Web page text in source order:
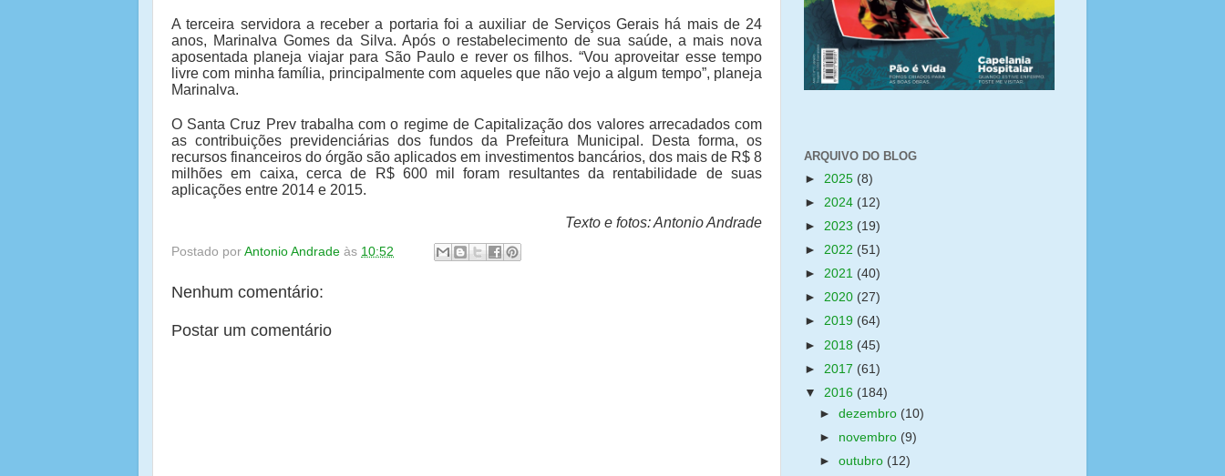
A terceira servidora a receber a portaria foi a auxiliar de Serviços Gerais há mais de 24
anos, Marinalva Gomes da Silva. Após o restabelecimento de sua saúde, a mais nova
aposentada planeja viajar para São Paulo e rever os filhos. “Vou aproveitar esse tempo
livre com minha família, principalmente com aqueles que não vejo a algum tempo”, planeja
Marinalva.
O Santa Cruz Prev trabalha com o regime de Capitalização dos valores arrecadados com
as contribuições previdenciárias dos fundos da Prefeitura Municipal. Desta forma, os
recursos financeiros do órgão são aplicados em investimentos bancários, dos mais de R$ 8
milhões em caixa, cerca de R$ 600 mil foram resultantes da rentabilidade de suas
aplicações entre 2014 e 2015.
Texto e fotos: Antonio Andrade
Postado por Antonio Andrade às 10:52
Nenhum comentário:
Postar um comentário
ARQUIVO DO BLOG
► 2025 (8)
► 2024 (12)
► 2023 (19)
► 2022 (51)
► 2021 (40)
► 2020 (27)
► 2019 (64)
► 2018 (45)
► 2017 (61)
▼ 2016 (184)
►dezembro (10)
► novembro (9)
►outubro (12)